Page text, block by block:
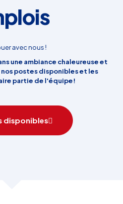
avec nous !
une ambiance chaleureuse et
postes disponibles et les
partie de l'équipe!
disponibles